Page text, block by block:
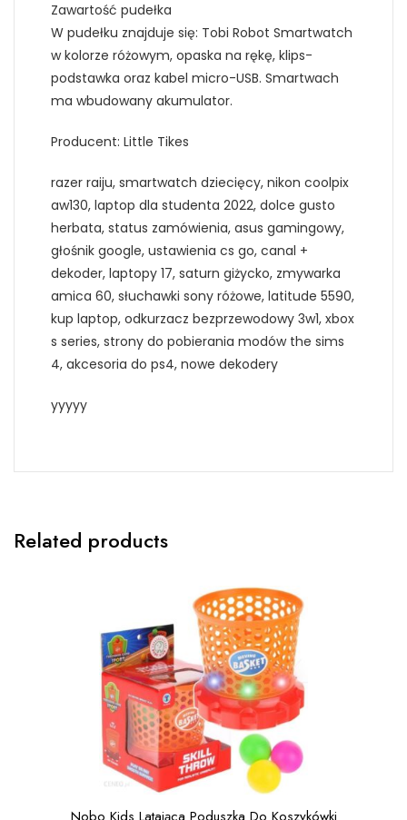
Zawartość pudełka
W pudełku znajduje się: Tobi Robot Smartwatch
w kolorze różowym, opaska na rękę, klips-
podstawka oraz kabel micro-USB. Smartwach
ma wbudowany akumulator.
Producent: Little Tikes
razer raiju, smartwatch dziecięcy, nikon coolpix
aw130, laptop dla studenta 2022, dolce gusto
herbata, status zamówienia, asus gamingowy,
głośnik google, ustawienia cs go, canal +
dekoder, laptopy 17, saturn giżycko, zmywarka
amica 60, słuchawki sony różowe, latitude 5590,
kup laptop, odkurzacz bezprzewodowy 3w1, xbox
s series, strony do pobierania modów the sims
4, akcesoria do ps4, nowe dekodery
yyyyy
Related products